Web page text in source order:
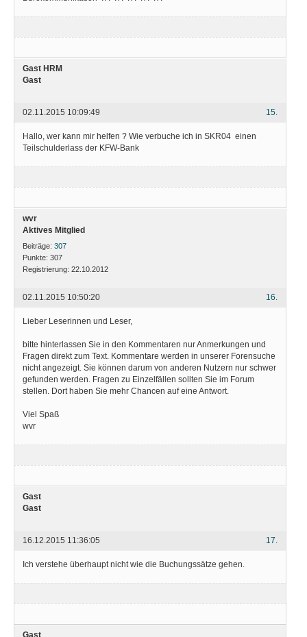
Gast HRM
Gast
15.
02.11.2015 10:09:49
Hallo, wer kann mir helfen ? Wie verbuche ich in SKR04 einen
Teilschulderlass der KFW-Bank
wvr
Aktives Mitglied
Beiträge: 307
Punkte: 307
Registrierung: 22.10.2012
16.
02.11.2015 10:50:20
Lieber Leserinnen und Leser,
bitte hinterlassen Sie in den Kommentaren nur Anmerkungen und
Fragen direkt zum Text. Kommentare werden in unserer Forensuche
nicht angezeigt. Sie können darum von anderen Nutzern nur schwer
gefunden werden. Fragen zu Einzelfällen sollten Sie im Forum
stellen. Dort haben Sie mehr Chancen auf eine Antwort.
Viel Spaß
wvr
Gast
Gast
17.
16.12.2015 11:36:05
Ich verstehe überhaupt nicht wie die Buchungssätze gehen.
Gast